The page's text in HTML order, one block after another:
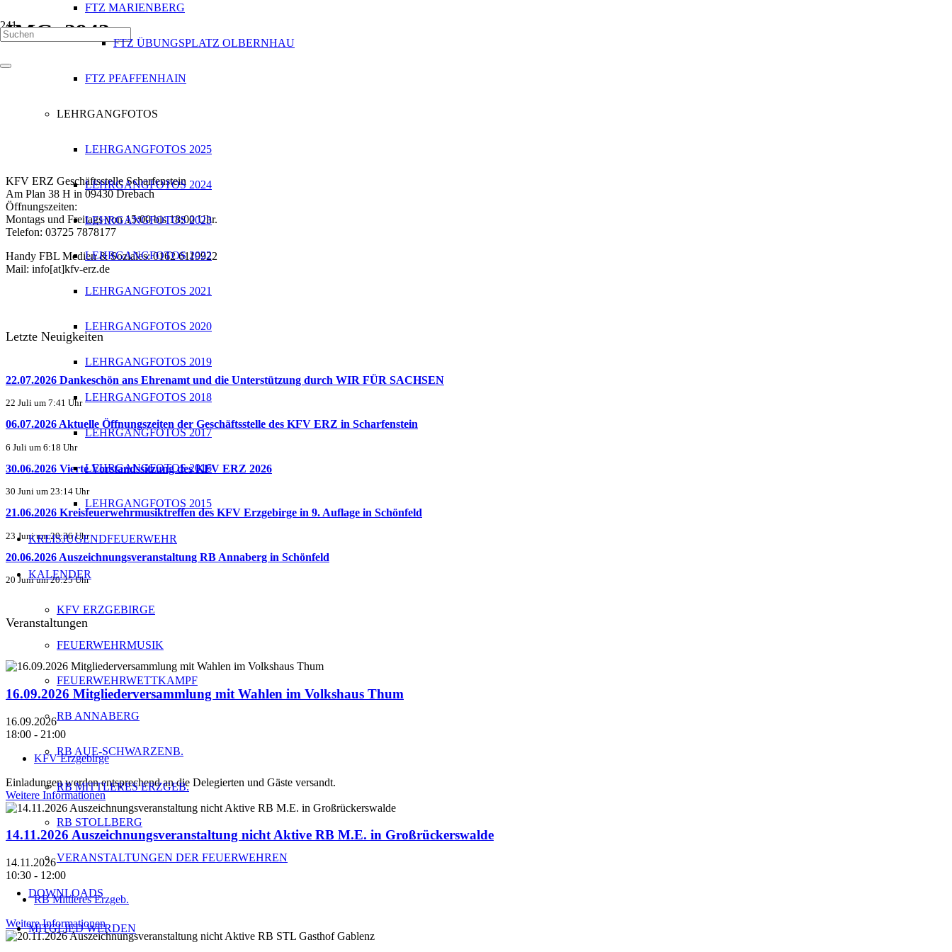
FTZ MARIENBERG
FTZ ÜBUNGSPLATZ OLBERNHAU
FTZ PFAFFENHAIN
LEHRGANGFOTOS
LEHRGANGFOTOS 2025
LEHRGANGFOTOS 2024
LEHRGANGFOTOS 2023
LEHRGANGFOTOS 2022
LEHRGANGFOTOS 2021
LEHRGANGFOTOS 2020
LEHRGANGFOTOS 2019
LEHRGANGFOTOS 2018
LEHRGANGFOTOS 2017
LEHRGANGFOTOS 2016
LEHRGANGFOTOS 2015
KREISJUGENDFEUERWEHR
KALENDER
KFV ERZGEBIRGE
FEUERWEHRMUSIK
FEUERWEHRWETTKAMPF
RB ANNABERG
RB AUE-SCHWARZENB.
RB MITTLERES ERZGEB.
RB STOLLBERG
VERANSTALTUNGEN DER FEUERWEHREN
DOWNLOADS
MITGLIED WERDEN
IMG_2943
Kontakt zum KFV Erzgebirge
Bei Fragen können Sie sich direkt an uns wenden:
KFV ERZ Geschäftsstelle Scharfenstein
Am Plan 38 H in 09430 Drebach
Öffnungszeiten:
Montags und Freitags von 15:00 bis 18:00 Uhr.
Telefon: 03725 7878177
Handy FBL Medien & Soziales: 0162 6119922
Mail: info[at]kfv-erz.de
Letzte Neuigkeiten
22.07.2026 Dankeschön ans Ehrenamt und die Unterstützung durch WIR FÜR SACHSEN
22 Juli um 7:41 Uhr
06.07.2026 Aktuelle Öffnungszeiten der Geschäftsstelle des KFV ERZ in Scharfenstein
6 Juli um 6:18 Uhr
30.06.2026 Vierte Vorstandssitzung des KFV ERZ 2026
30 Juni um 23:14 Uhr
21.06.2026 Kreisfeuerwehrmusiktreffen des KFV Erzgebirge in 9. Auflage in Schönfeld
23 Juni um 20:36 Uhr
20.06.2026 Auszeichnungsveranstaltung RB Annaberg in Schönfeld
20 Juni um 20:25 Uhr
Veranstaltungen
16.09.2026 Mitgliederversammlung mit Wahlen im Volkshaus Thum
16.09.2026
18:00 - 21:00
KFV Erzgebirge
Einladungen werden entsprechend an die Delegierten und Gäste versandt.
Weitere Informationen
14.11.2026 Auszeichnungsveranstaltung nicht Aktive RB M.E. in Großrückerswalde
14.11.2026
10:30 - 12:00
RB Mittleres Erzgeb.
Weitere Informationen